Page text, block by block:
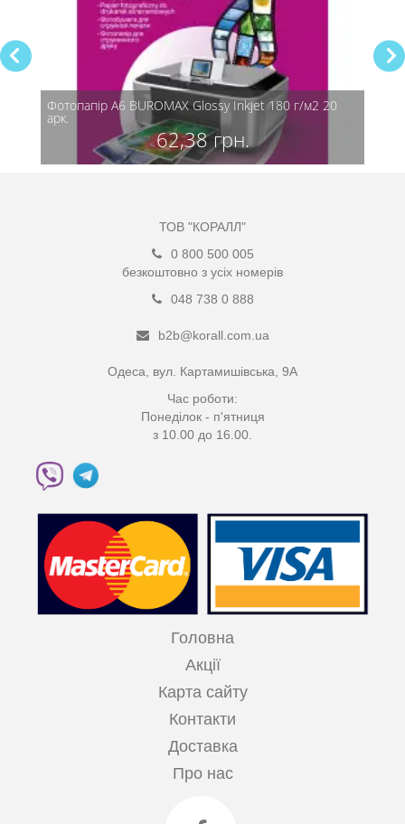
Фотопапір А6 BUROMAX Glossy Inkjet 180 г/м2 20
арк.
62,38 грн.
ТОВ "КОРАЛЛ"
0 800 500 005
безкоштовно з усіх номерів
048 738 0 888
b2b@korall.com.ua
Одеса, вул. Картамишівська, 9А
Час роботи:
Понеділок - п'ятниця
з 10.00 до 16.00.
Головна
Акції
Карта сайту
Контакти
Доставка
Про нас